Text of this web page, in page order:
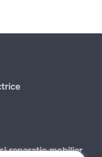
reparație mobilier